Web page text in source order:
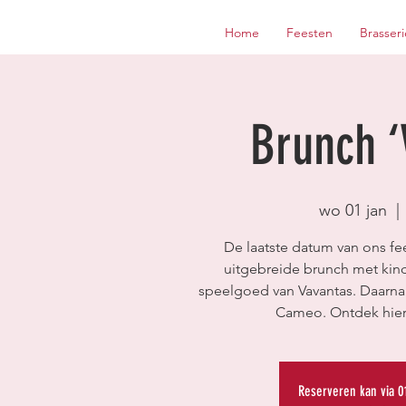
Home Feesten
Brunch
wo 01 jan
De laatste datum van ons
uitgebreide brunch met
speelgoed van Vavantas.
Cameo. Ontdek
Reserveren kan via